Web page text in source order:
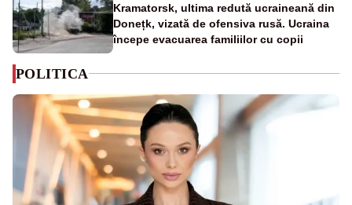
Kramatorsk, ultima redută ucraineană din
Donețk, vizată de ofensiva rusă. Ucraina
începe evacuarea familiilor cu copii
POLITICA